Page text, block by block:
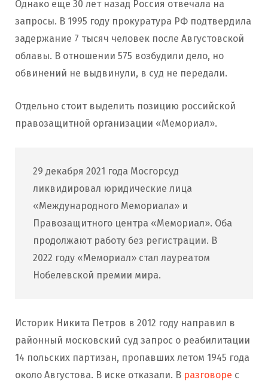
Однако еще 30 лет назад Россия отвечала на
запросы. В 1995 году прокуратура РФ подтвердила
задержание 7 тысяч человек после Августовской
облавы. В отношении 575 возбудили дело, но
обвинений не выдвинули, в суд не передали.
Отдельно стоит выделить позицию российской
правозащитной организации «Мемориал».
29 декабря 2021 года Мосгорсуд
ликвидировал юридические лица
«Международного Мемориала» и
Правозащитного центра «Мемориал». Оба
продолжают работу без регистрации. В
2022 году «Мемориал» стал лауреатом
Нобелевской премии мира.
Историк Никита Петров в 2012 году направил в
районный московский суд запрос о реабилитации
14 польских партизан, пропавших летом 1945 года
около Августова. В иске отказали. В разговоре с